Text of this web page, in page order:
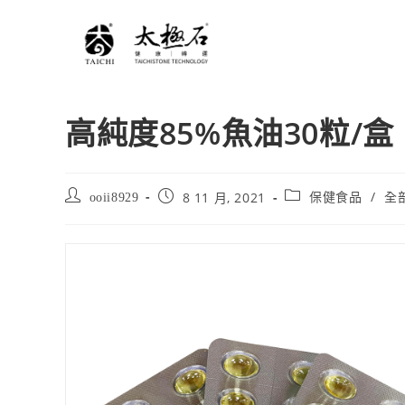
高純度85%魚油30粒/盒
ooii8929 8 11 月, 2021 保健食品 / 全